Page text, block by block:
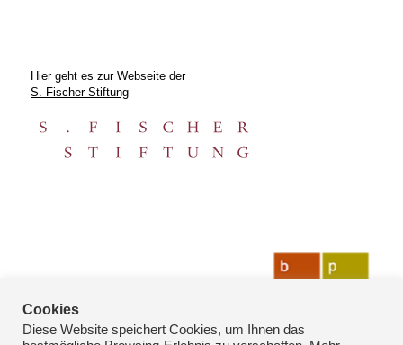
Hier geht es zur Webseite der
S. Fischer Stiftung
Cookies
Diese Website speichert Cookies, um Ihnen das